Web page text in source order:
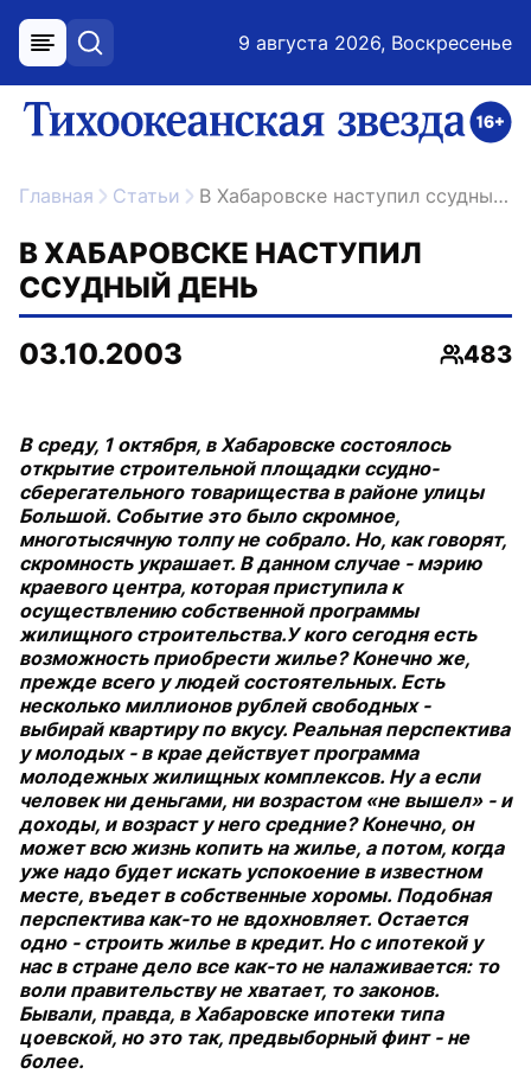
меню поиск 9 августа 2026, Воскресенье
ссылка на главную
Главная Статьи В Хабаровске наступил ссудный день
В ХАБАРОВСКЕ НАСТУПИЛ
ССУДНЫЙ ДЕНЬ
03.10.2003
483
В среду, 1 октября, в Хабаровске состоялось
открытие строительной площадки ссудно-
сберегательного товарищества в районе улицы
Большой. Событие это было скромное,
многотысячную толпу не собрало. Но, как говорят,
скромность украшает. В данном случае - мэрию
краевого центра, которая приступила к
осуществлению собственной программы
жилищного строительства.У кого сегодня есть
возможность приобрести жилье? Конечно же,
прежде всего у людей состоятельных. Есть
несколько миллионов рублей свободных -
выбирай квартиру по вкусу. Реальная перспектива
у молодых - в крае действует программа
молодежных жилищных комплексов. Ну а если
человек ни деньгами, ни возрастом «не вышел» - и
доходы, и возраст у него средние? Конечно, он
может всю жизнь копить на жилье, а потом, когда
уже надо будет искать успокоение в известном
месте, въедет в собственные хоромы. Подобная
перспектива как-то не вдохновляет. Остается
одно - строить жилье в кредит. Но с ипотекой у
нас в стране дело все как-то не налаживается: то
воли правительству не хватает, то законов.
Бывали, правда, в Хабаровске ипотеки типа
цоевской, но это так, предвыборный финт - не
более.